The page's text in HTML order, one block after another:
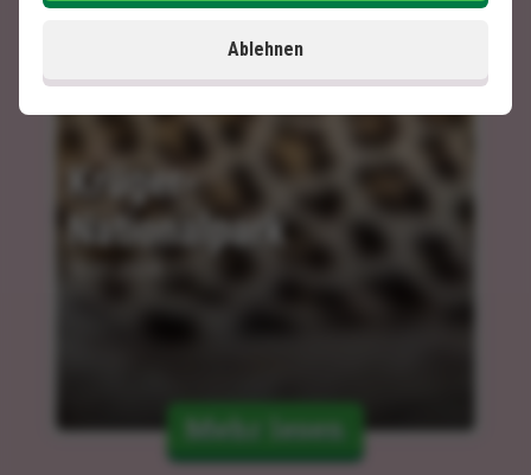
Krüger-
Nationalpark
Mehr lesen
Ablehnen